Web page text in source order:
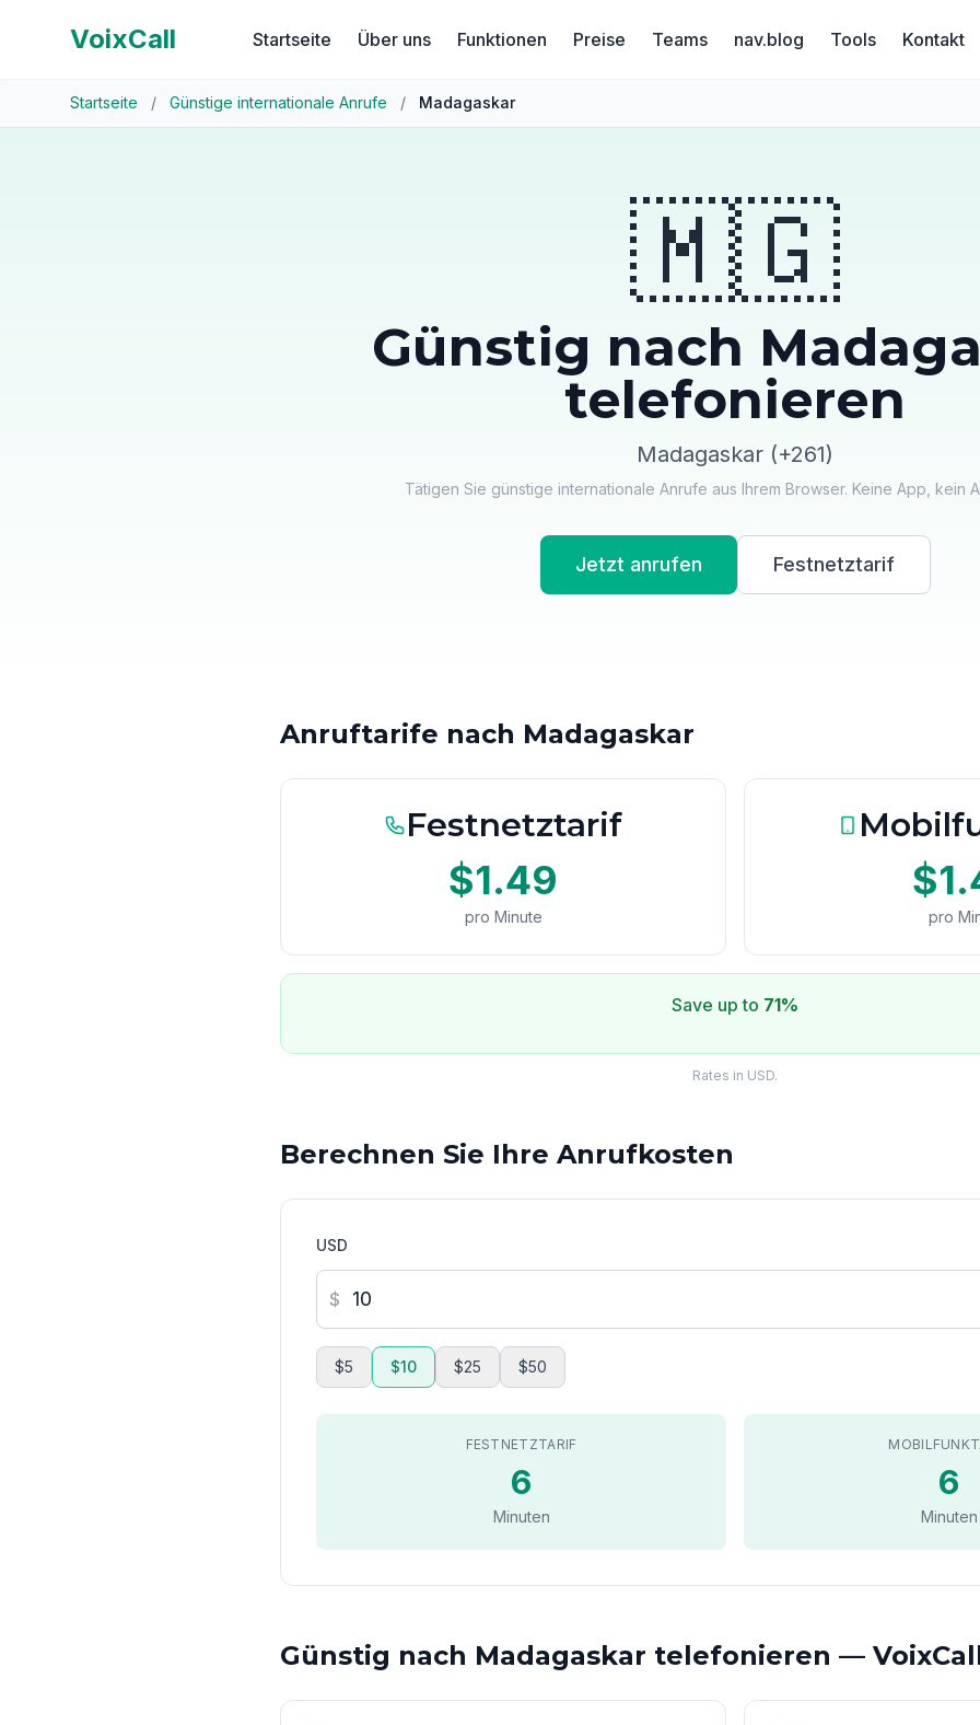
VoixCall Startseite Über uns Funktionen Preise Teams nav.blog Tools Kontakt
Startseite / Günstige internationale Anrufe / Madagaskar
🇲🇬
Günstig nach
telefonieren
Madagaskar (+261)
Tätigen Sie günstige internationale Anrufe aus Ihrem Browser. Keine App, kein
Jetzt anrufen Festnetztarif
Anruftarife nach Madagaskar
Festnetztarif
$1.49
pro Minute pro
Save up to 71%
Rates in USD.
Berechnen Sie Ihre Anrufkosten
USD
$
$5 $10 $25 $50
FESTNETZTARIF
6
Minuten
6
Minuten
Günstig nach Madagaskar telefonieren —